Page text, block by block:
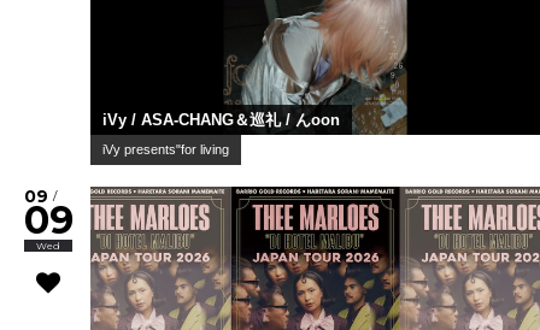
iVy / ASA-CHANG＆巡礼 / んoon
iVy presents"for living
09 /
09
Wed